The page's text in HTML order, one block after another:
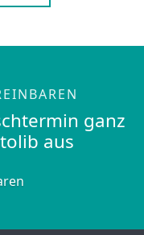
ganz
aus